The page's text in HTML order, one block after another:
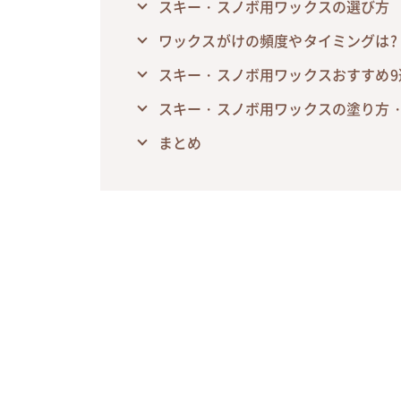
スキー・スノボ用ワックスの選び方
ワックスがけの頻度やタイミングは?
スキー・スノボ用ワックスおすすめ
スキー・スノボ用ワックスの塗り方
まとめ